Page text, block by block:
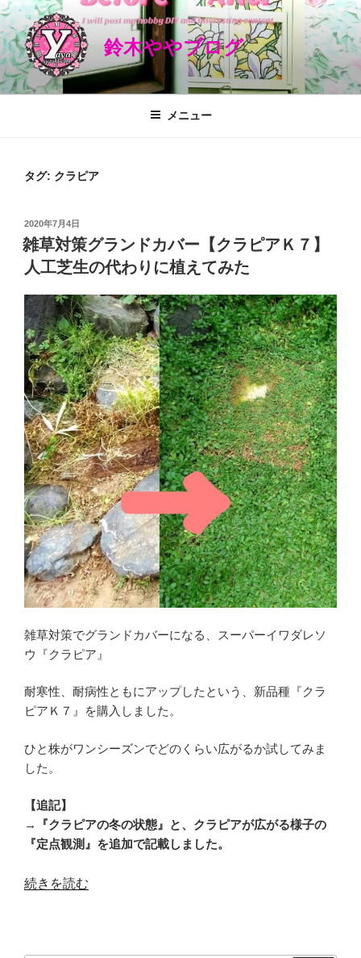
コ
ン
テ
ン
ツ
鈴木ややブログ
メニュー
タグ: クラピア
投
稿
日:
2020年7月4日
雑草対策グランドカバー【クラピアＫ７】
人工芝生の代わりに植えてみた
雑草対策でグランドカバーになる、スーパーイワダレソ
ウ『クラピア』
耐寒性、耐病性ともにアップしたという、新品種『クラ
ピアＫ７』を購入しました。
ひと株がワンシーズンでどのくらい広がるか試してみま
した。
【追記】
→『クラピアの冬の状態』と、クラピアが広がる様子の
『定点観測』を追加で記載しました。
“雑
続きを読む